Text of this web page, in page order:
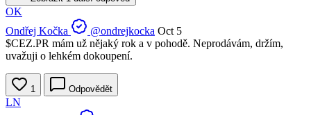
OK
Ondřej Kočka
@ondrejkocka Oct 5
$CEZ.PR mám už nějaký rok a v pohodě. Neprodávám, držím,
uvažuji o lehkém dokoupení.
1 Odpovědět
LN